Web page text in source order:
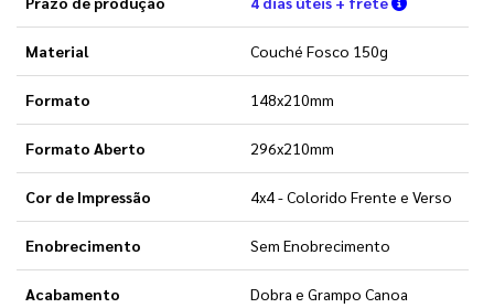
Material Couché Fosco 150g
Formato 148x210mm
Formato Aberto 296x210mm
Cor de Impressão 4x4 - Colorido Frente e Verso
Enobrecimento Sem Enobrecimento
Acabamento Dobra e Grampo Canoa